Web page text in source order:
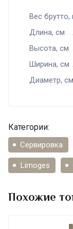
Вес брутто,
Длина, см
Высота, см
Ширина, см
Диаметр, см
Категории:
Сервировка
Limoges
Похожие